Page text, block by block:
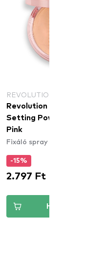
REVOLUTION
Revolution Conceal & Fix
Setting Powder -
Pink
Fixáló spray és púder
-15%
2.797 Ft
Hozzáadva